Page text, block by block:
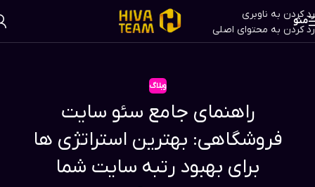
رد کردن به ناوبری
رد کردن به محتوای اصلی
منو
وبلاگ
راهنمای جامع سئو سایت
فروشگاهی: بهترین استراتژی ها
برای بهبود رتبه سایت شما